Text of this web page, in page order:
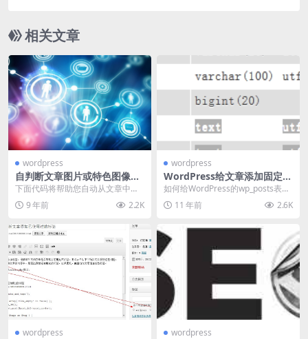
相关文章
wordpress
自判断文章图片或特色图像的
调用代码
下面代码将帮助您自动从文章中调
用缩略图，在制作主题是相当有用
哦！ 将以下代码贴入...
9 年前 2.2K
wordpress
WordPress给文章添加固定字
段
如何给WordPress的wp_posts表添
加一个字段，然后每次发布文章时
就自...11 年前 2.6K
wordpress wordpress